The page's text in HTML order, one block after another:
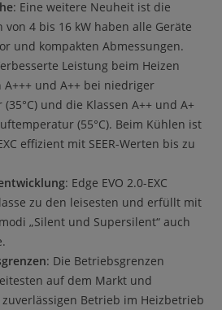
: Eine weitere Neuheit ist die
von 4 bis 16 kW haben alle Geräte
und kompakten Abmessungen.
Leistung beim Heizen
A+++ und A++ bei niedriger
und die Klassen A++ und A+
(55°C). Beim Kühlen ist
effizient mit SEER-Werten bis zu
: Edge EVO 2.0-EXC
zu den leisesten und erfüllt mit
„Silent und Supersilent“ auch
: Die Betriebsgrenzen
auf dem Markt und
Betrieb im Heizbetrieb